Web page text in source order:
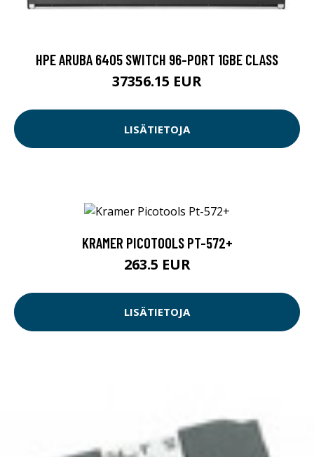
HPE ARUBA 6405 SWITCH 96-PORT 1GBE CLASS
37356.15 EUR
LISÄTIETOJA
KRAMER PICOTOOLS PT-572+
263.5 EUR
LISÄTIETOJA